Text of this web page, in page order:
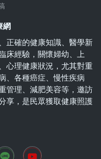
網
正確的健康知識、醫學新
床經驗，關懷婦幼、上
心理健康狀況，尤其對重
、各種癌症、慢性疾病
管理、減肥美容等，邀訪
享，是民眾獲取健康照護